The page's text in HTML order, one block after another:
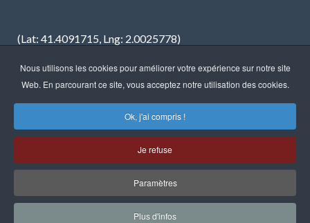
(Lat: 41.4091715, Lng: 2.0025778)
Droits d'auteur © 2023 · FREDIMAR, S.A. · Web design:
Neótik
Information Légale
Politique de Confidentialité
Nous utilisons les cookies pour améliorer votre expérience sur notre site
Web. En parcourant ce site, vous acceptez notre utilisation des cookies.
Ok, j'ai compris !
Je refuse
Paramètres
Plus d'infos